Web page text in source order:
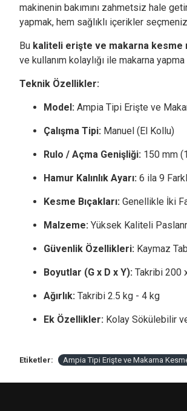
makinenin bakımını zahmetsiz hale
yapmak, hem sağlıklı içerikler
Bu kaliteli erişte ve makarna kesme
ve kullanım kolaylığı ile makarna
Teknik Özellikler:
Model: Ampia Tipi Erişte ve
Çalışma Tipi: Manuel (El Kollu)
Rulo / Açma Genişliği: 150 mm
Hamur Kalınlık Ayarı: 6 ila 9
Kesme Bıçakları: Genellikle İki
Malzeme: Yüksek Kaliteli
Güvenlik Özellikleri: Kaymaz
Boyutlar (G x D x Y): Takribi 200
Ağırlık: Takribi 2.5 kg - 4 kg
Ek Özellikler: Kolay Sökülebilir
Etiketler: Ampia Tipi Erişte ve Makarna